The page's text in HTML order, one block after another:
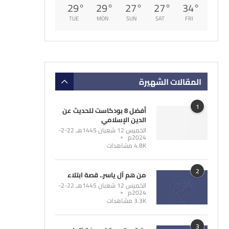
34°
FRI
27°
SAT
27°
SUN
29°
MON
29°
TUE
المقالات الشهيرة
1 أفضل 8 بودكاست للحديث عن
الدين الإسلامي
الخميس 12 شعبان 1445هـ 22-2-
2024م
4.8K مشاهدات
2 من هم آل ياسر.. قصة ابتلاء
الخميس 12 شعبان 1445هـ 22-2-
2024م
3.3K مشاهدات
3